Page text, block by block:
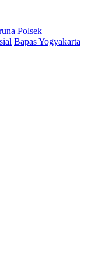
Polsek
Bapas Yogyakarta